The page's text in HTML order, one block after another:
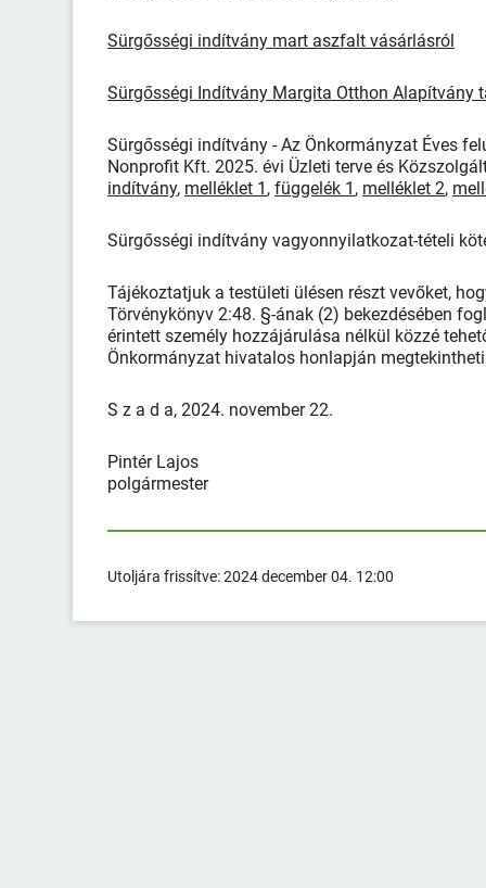
Sürgősségi indítvány mart aszfalt vásárlásról
Sürgősségi Indítvány Margita Otthon Alapítvány
Sürgősségi indítvány - Az Önkormányzat Éves
Nonprofit Kft. 2025. évi Üzleti terve és
indítvány, melléklet 1 ,függelék 1 , melléklet 2,
Sürgősségi indítvány vagyonnyilatkozat-tételi
Tájékoztatjuk a testületi ülésen részt vevőket,
Törvénykönyv 2:48. §-ának (2) bekezdésében
érintett személy hozzájárulása nélkül közzé
Önkormányzat hivatalos honlapján
S z a d a, 2024. november 22.
Pintér Lajos
polgármester
Utoljára frissítve:2024 december 04. 12:00